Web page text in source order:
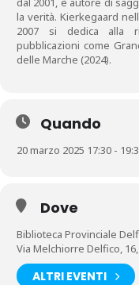
la verità. Kierkegaard
2007 si dedica alla
pubblicazioni come
delle Marche (2024).
Quando
20 marzo 2025 17:30 -
Dove
Biblioteca Provinciale
Via Melchiorre Delfico,
ALTRI EVENTI